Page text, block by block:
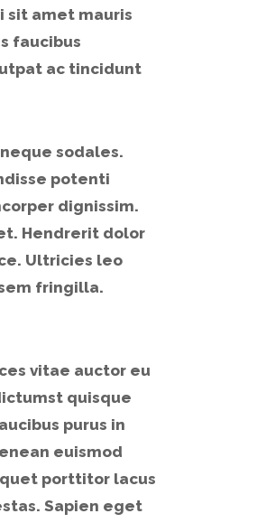
sit amet mauris
faucibus
ac tincidunt
sodales.
potenti
dignissim.
Hendrerit dolor
Ultricies leo
fringilla.
vitae auctor eu
quisque
purus in
euismod
porttitor lacus
Sapien eget